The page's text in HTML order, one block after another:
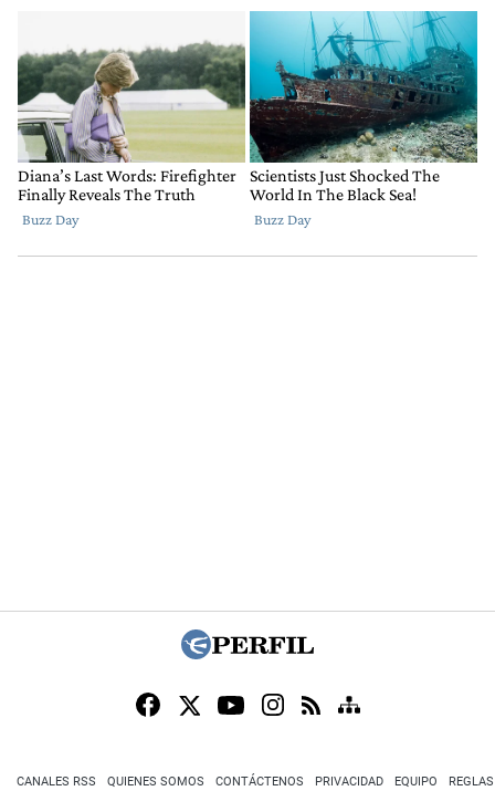
CANALES RSS QUIENES SOMOS CONTÁCTENOS PRIVACIDAD EQUIPO